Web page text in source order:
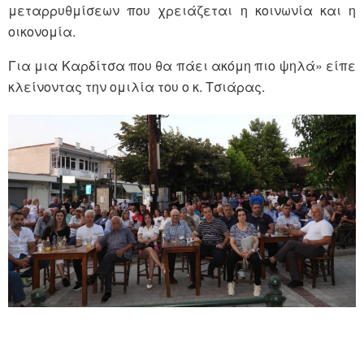
μεταρρυθμίσεων που χρειάζεται η κοινωνία και η
οικονομία.
Για μια Καρδίτσα που θα πάει ακόμη πιο ψηλά» είπε
κλείνοντας την ομιλία του ο κ. Τσιάρας.